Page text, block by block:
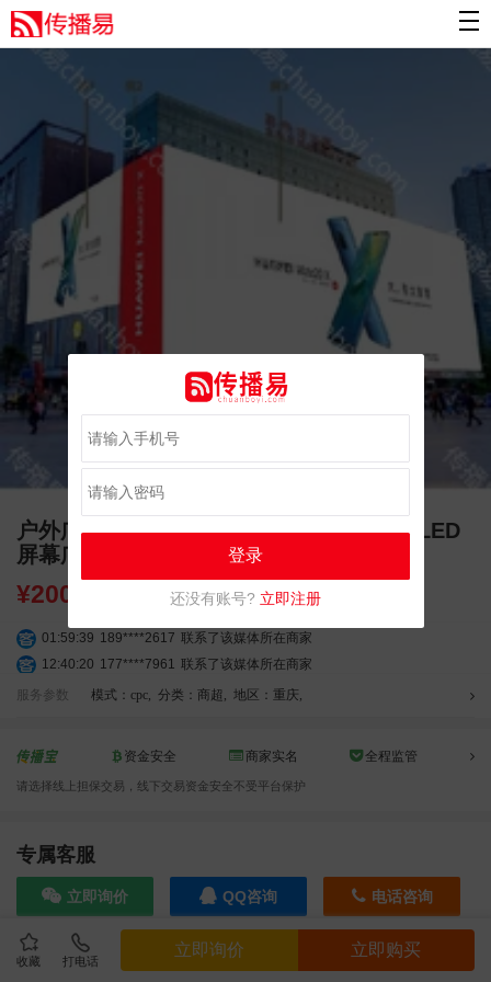
收藏 打电话
立即询价 立即购买
户外广告 重庆江北区观音桥茂业天地高清LED
屏幕广告推广
¥20000.00
01:59:39 189****2617 联系了该媒体所在商家
12:40:20 177****7961 联系了该媒体所在商家
04:12:36 181****8167 联系了该媒体所在商家
10:08:47
155****5272
联系了该媒体所在商家
04:09:07
11:44:28 130****3379 联系了该媒体所在商家
08:36:41 191****0991
联系了该媒体所在商家
186****8762 联系了该媒体所在商家
06:11:20
联系了该媒体所在商家
服务参数 模式：cpc, 分类：商超 , 地区：重庆,
资金安全 商家实名 全程监管
请选择线上担保交易，线下交易资金安全不受平台保护
专属客服
立即询价 QQ咨询 电话咨询
效果截图
登录
还没有账号? 立即注册